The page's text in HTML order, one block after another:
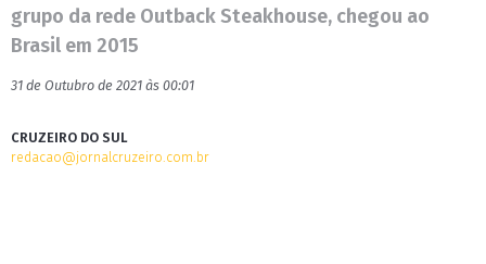
grupo da rede Outback Steakhouse, chegou ao
Brasil em 2015
31 de Outubro de 2021 às 00:01
CRUZEIRO DO SUL
redacao@jornalcruzeiro.com.br